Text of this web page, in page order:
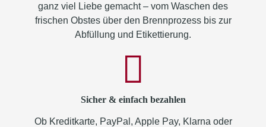
ganz viel Liebe gemacht – vom Waschen des
frischen Obstes über den Brennprozess bis zur
Abfüllung und Etikettierung.
Sicher & einfach bezahlen
Ob Kreditkarte, PayPal, Apple Pay, Klarna oder